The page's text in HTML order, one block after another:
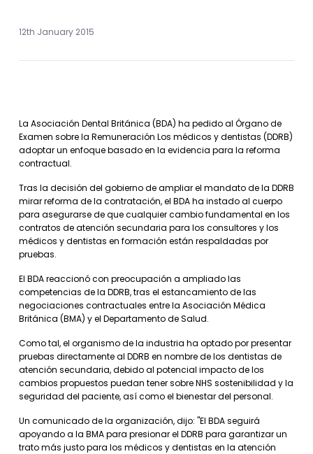
12th January 2015
La Asociación Dental Británica (BDA) ha pedido al Órgano de
Examen sobre la Remuneración Los médicos y dentistas (DDRB)
adoptar un enfoque basado en la evidencia para la reforma
contractual.
Tras la decisión del gobierno de ampliar el mandato de la DDRB
mirar reforma de la contratación, el BDA ha instado al cuerpo
para asegurarse de que cualquier cambio fundamental en los
contratos de atención secundaria para los consultores y los
médicos y dentistas en formación están respaldadas por
pruebas.
El BDA reaccionó con preocupación a ampliado las
competencias de la DDRB, tras el estancamiento de las
negociaciones contractuales entre la Asociación Médica
Británica (BMA) y el Departamento de Salud.
Como tal, el organismo de la industria ha optado por presentar
pruebas directamente al DDRB en nombre de los dentistas de
atención secundaria, debido al potencial impacto de los
cambios propuestos puedan tener sobre NHS sostenibilidad y la
seguridad del paciente, así como el bienestar del personal.
Un comunicado de la organización, dijo: "El BDA seguirá
apoyando a la BMA para presionar el DDRB para garantizar un
trato más justo para los médicos y dentistas en la atención